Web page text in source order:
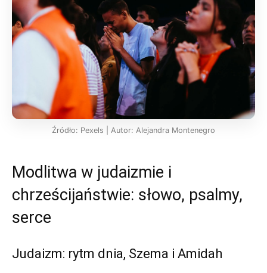
Źródło: Pexels | Autor: Alejandra Montenegro
Modlitwa w judaizmie i
chrześcijaństwie: słowo, psalmy,
serce
Judaizm: rytm dnia, Szema i Amidah